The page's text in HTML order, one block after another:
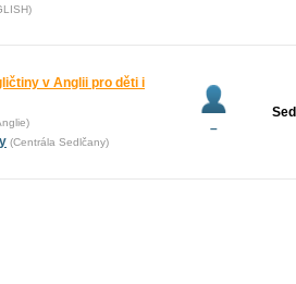
v Anglii pro děti i
(Centrála Sedlčany)
–